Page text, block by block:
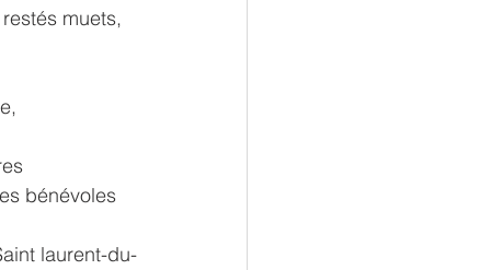
muets,
bénévoles
laurent-du-